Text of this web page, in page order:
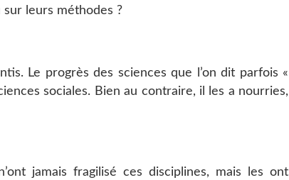
leurs méthodes ?
Le progrès des sciences que l’on dit parfois «
sociales. Bien au contraire, il les a nourries,
jamais fragilisé ces disciplines, mais les ont